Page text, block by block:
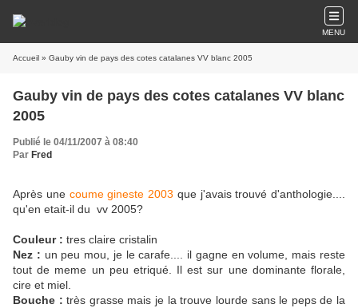
MENU
Accueil » Gauby vin de pays des cotes catalanes VV blanc 2005
Gauby vin de pays des cotes catalanes VV blanc
2005
Publié le 04/11/2007 à 08:40
Par Fred
Après une coume gineste 2003 que j'avais trouvé d'anthologie....
qu'en etait-il du vv 2005?
Couleur : tres claire cristalin
Nez : un peu mou, je le carafe.... il gagne en volume, mais reste
tout de meme un peu etriqué. Il est sur une dominante florale,
cire et miel.
Bouche : très grasse mais je la trouve lourde sans le peps de la